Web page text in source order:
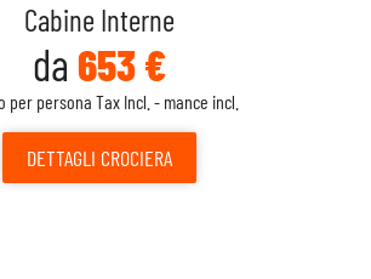
Cabine Interne
da 653 €
per persona Tax Incl. - mance incl.
DETTAGLI CROCIERA